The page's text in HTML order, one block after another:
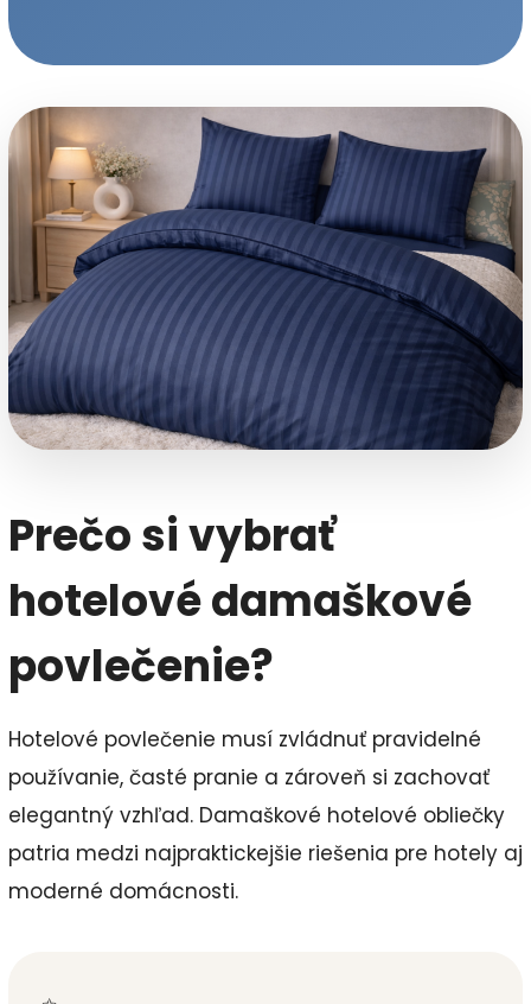
Prečo si vybrať
hotelové damaškové
povlečenie?
Hotelové povlečenie musí zvládnuť pravidelné
používanie, časté pranie a zároveň si zachovať
elegantný vzhľad. Damaškové hotelové obliečky
patria medzi najpraktickejšie riešenia pre hotely aj
moderné domácnosti.